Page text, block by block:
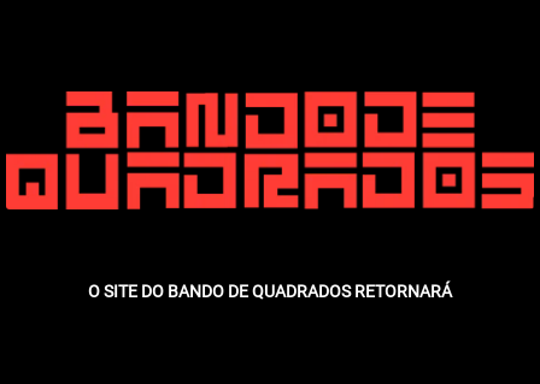
O SITE DO BANDO DE QUADRADOS RETORNARÁ